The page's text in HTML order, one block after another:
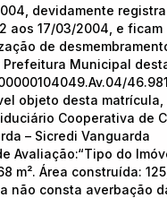
devidamente
aos 17/03/2004, e
de
Municipal
objeto desta
Cooperativa de
– Sicredi Vanguarda
Avaliação:“Tipo do
m². Área construída:
não consta averbação